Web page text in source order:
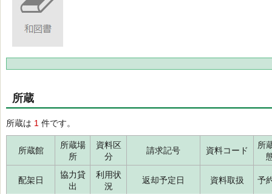
所蔵
所蔵は 1 件です。
所蔵館
所蔵場
所
資料区
分
請求記号 資料コード
所
配架日
協力貸
出
利用状
況
返却予定日 資料取扱 予